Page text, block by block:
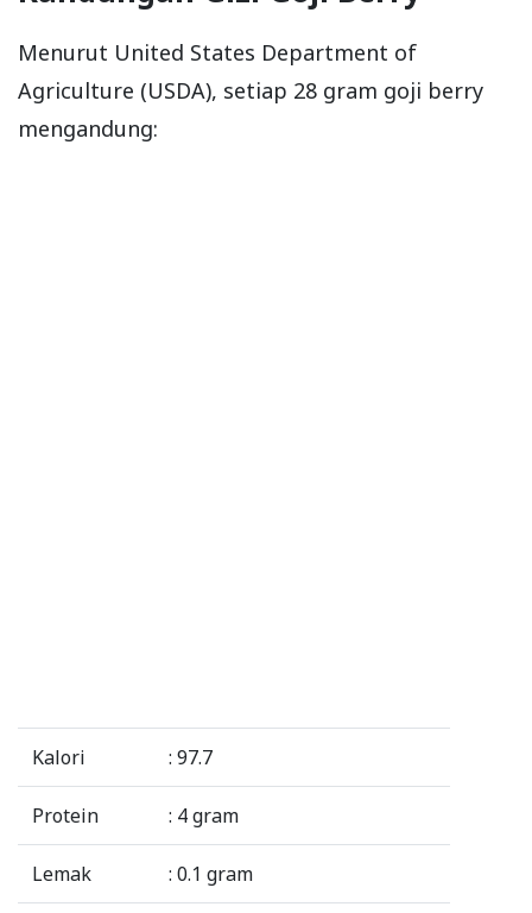
Menurut United States Department of
Agriculture (USDA), setiap 28 gram goji berry
mengandung:
Kalori : 97.7
Protein : 4 gram
Lemak : 0.1 gram